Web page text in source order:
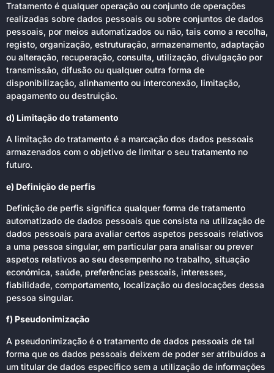
Tratamento é qualquer operação ou conjunto de operações
realizadas sobre dados pessoais ou sobre conjuntos de dados
pessoais, por meios automatizados ou não, tais como a recolha,
registo, organização, estruturação, armazenamento, adaptação
ou alteração, recuperação, consulta, utilização, divulgação por
transmissão, difusão ou qualquer outra forma de
disponibilização, alinhamento ou interconexão, limitação,
apagamento ou destruição.
d) Limitação do tratamento
A limitação do tratamento é a marcação dos dados pessoais
armazenados com o objetivo de limitar o seu tratamento no
futuro.
e) Definição de perfis
Definição de perfis significa qualquer forma de tratamento
automatizado de dados pessoais que consista na utilização de
dados pessoais para avaliar certos aspetos pessoais relativos
a uma pessoa singular, em particular para analisar ou prever
aspetos relativos ao seu desempenho no trabalho, situação
económica, saúde, preferências pessoais, interesses,
fiabilidade, comportamento, localização ou deslocações dessa
pessoa singular.
f) Pseudonimização
A pseudonimização é o tratamento de dados pessoais de tal
forma que os dados pessoais deixem de poder ser atribuídos a
um titular de dados específico sem a utilização de informações